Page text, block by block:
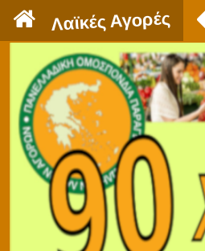
Λαϊκές Αγορές